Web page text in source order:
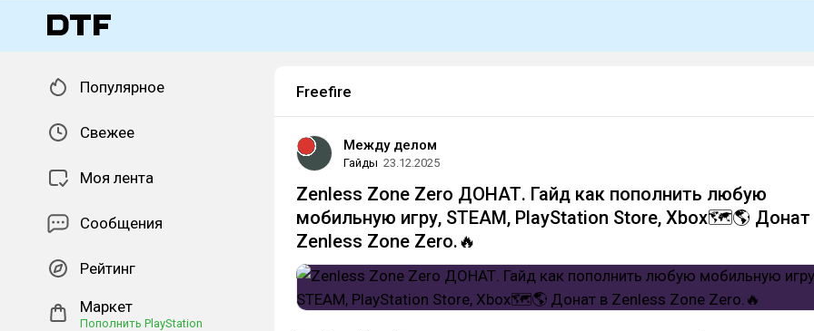
Популярное
Свежее
Моя лента
Сообщения
Рейтинг
Маркет
Пополнить PlayStation
Freefire
Между делом
Гайды 23.12.2025
Zenless Zone Zero ДОНАТ. Гайд как пополнить любую
мобильную игру, STEAM, PlayStation Store, Xbox🗺️🌎 Донат
Zenless Zone Zero.🔥